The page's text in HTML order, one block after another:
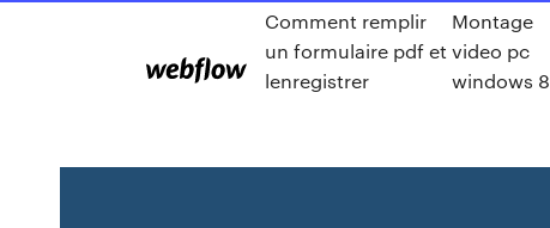
Comment remplir
un formulaire pdf et
lenregistrer
Montage
video pc
windows 8